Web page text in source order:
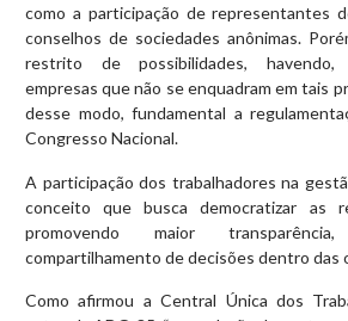
como a participação de representantes
conselhos de sociedades anônimas.
restrito de possibilidades, havendo,
empresas que não se enquadram em tais
desse modo, fundamental a
Congresso Nacional.
A participação dos trabalhadores na
conceito que busca democratizar as
promovendo maior
compartilhamento de decisões dentro das
Como afirmou a Central Única dos